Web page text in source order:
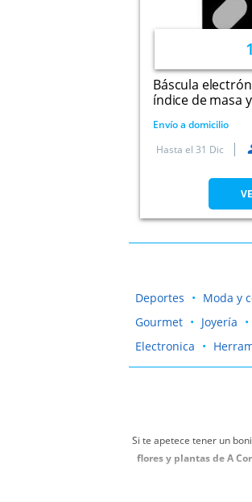
Báscula
índice de masa
Envío a domicilio
Hasta el 31 Dic
Deportes Moda y
Gourmet
Joyería
Electronica
Si te apetece tener un
flores y plantas de A